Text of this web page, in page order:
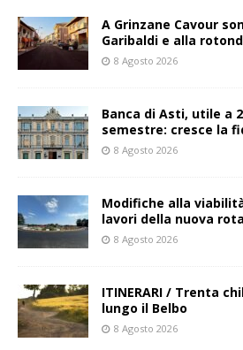
A Grinzane Cavour
Garibaldi e alla
8 Agosto 2026
Banca di Asti, utile a
semestre: cresce la
8 Agosto 2026
Modifiche alla
lavori della nuova
8 Agosto 2026
ITINERARI / Trenta
lungo il Belbo
8 Agosto 2026